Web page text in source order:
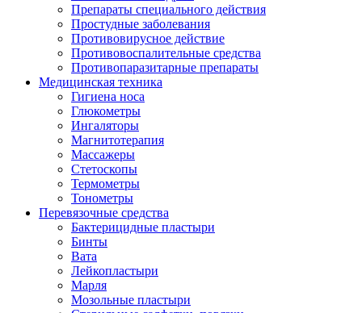
Препараты специального действия
Простудные заболевания
Противовирусное действие
Противовоспалительные средства
Противопаразитарные препараты
Медицинская техника
Гигиена носа
Глюкометры
Ингаляторы
Магнитотерапия
Массажеры
Стетоскопы
Термометры
Тонометры
Перевязочные средства
Бактерицидные пластыри
Бинты
Вата
Лейкопластыри
Марля
Мозольные пластыри